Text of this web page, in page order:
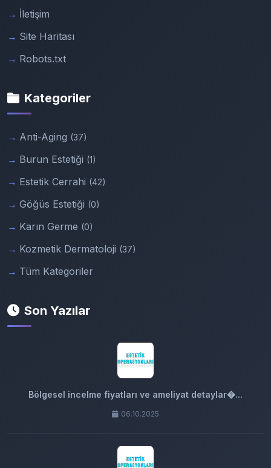
İletişim
Site Haritası
Robots.txt
Kategoriler
Anti-Aging (37)
Burun Estetiği (1)
Estetik Cerrahi (42)
Göğüs Estetiği (0)
Karın Germe (0)
Kozmetik Dermatoloji (37)
Tüm Kategoriler
Son Yazılar
Bölgesel incelme fiyatları ve ameliyat detaylar�...
06.10.2025